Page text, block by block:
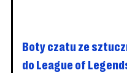
Boty czatu ze
do League of